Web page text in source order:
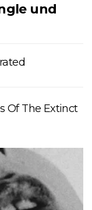
und
Of The Extinct